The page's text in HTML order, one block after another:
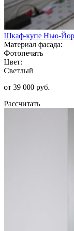
Шкаф-купе Нью-
Материал фасада:
Фотопечать
Цвет:
Светлый
от 39 000 руб.
Рассчитать